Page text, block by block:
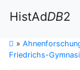
HistAdDB2
»
Friedrichs-